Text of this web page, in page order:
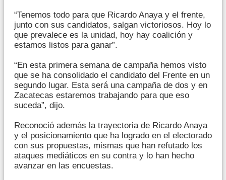
“Tenemos todo para que Ricardo Anaya y el frente,
junto con sus candidatos, salgan victoriosos. Hoy lo
que prevalece es la unidad, hoy hay coalición y
estamos listos para ganar”.
“En esta primera semana de campaña hemos visto
que se ha consolidado el candidato del Frente en un
segundo lugar. Esta será una campaña de dos y en
Zacatecas estaremos trabajando para que eso
suceda”, dijo.
Reconoció además la trayectoria de Ricardo Anaya
y el posicionamiento que ha logrado en el electorado
con sus propuestas, mismas que han refutado los
ataques mediáticos en su contra y lo han hecho
avanzar en las encuestas.